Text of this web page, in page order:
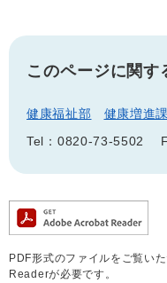
このページに関す
健康福祉部 健康増進課
Tel：0820-73-5502
PDF形式のファイルをご覧い
Readerが必要です。